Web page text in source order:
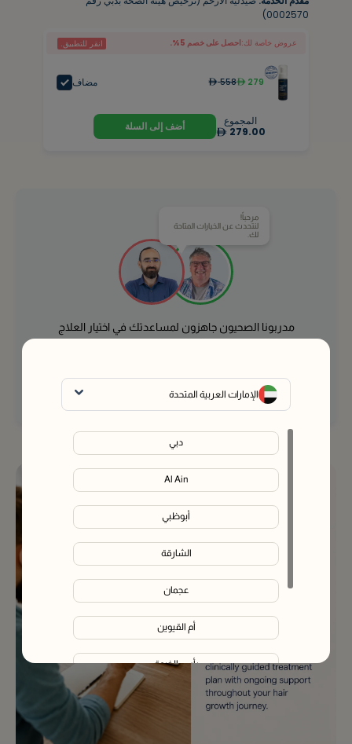
الإمارات العربية المتحدة
دبي
Al Ain
أبوظبي
الشارقة
عجمان
أم القيوين
رأس الخيمة
0002570)
عروض خاصة لك:احصل على خصم 5%. انقر للتطبيق.
279
558 مضاف
المجموع
279.00
أضف إلى السلة
مرحباً!
لنتحدث عن الخيارات المتاحة
لك.
مدربونا الصحيون جاهزون لمساعدتك في اختيار العلاج
المناسب لك.
تواصل مع خبير